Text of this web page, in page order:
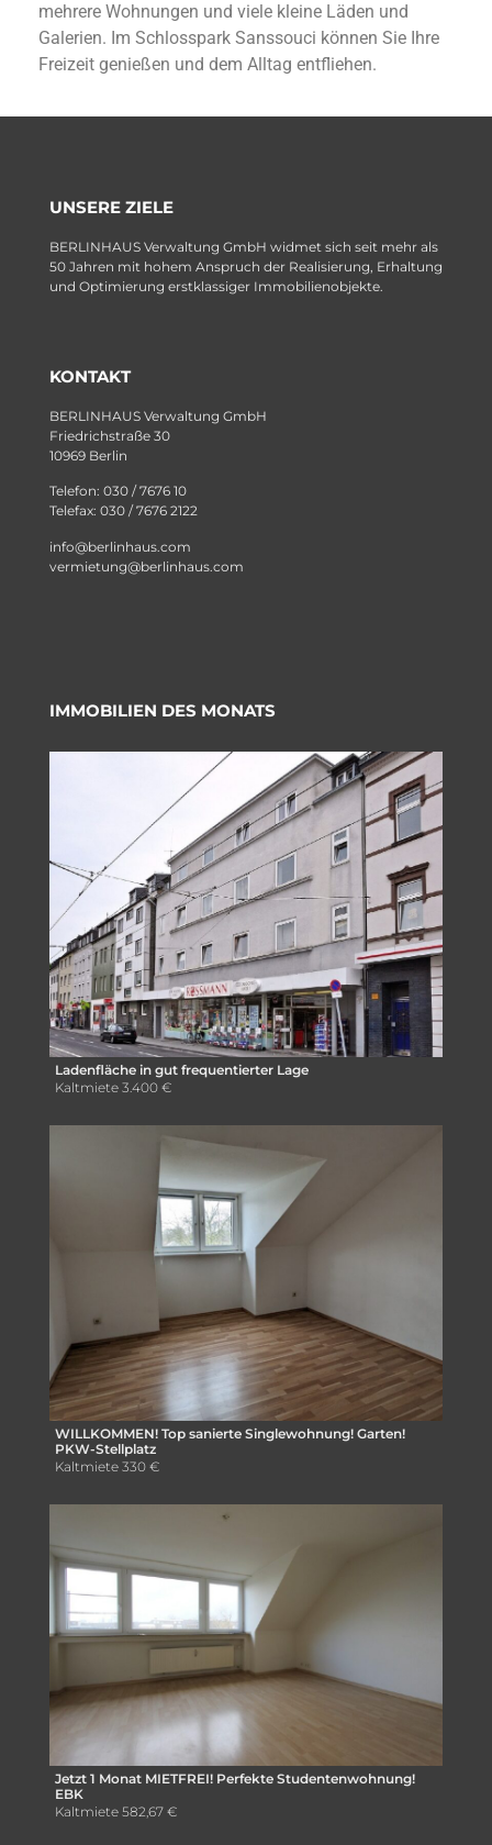
mehrere Wohnungen und viele kleine Läden und
Galerien. Im Schlosspark Sanssouci können Sie Ihre
Freizeit genießen und dem Alltag entfliehen.
UNSERE ZIELE
BERLINHAUS Verwaltung GmbH widmet sich seit mehr als
50 Jahren mit hohem Anspruch der Realisierung, Erhaltung
und Optimierung erstklassiger Immobilienobjekte.
KONTAKT
BERLINHAUS Verwaltung GmbH
Friedrichstraße 30
10969 Berlin
Telefon: 030 / 7676 10
Telefax: 030 / 7676 2122
info@berlinhaus.com
vermietung@berlinhaus.com
IMMOBILIEN DES MONATS
Ladenfläche in gut frequentierter Lage
Kaltmiete 3.400 €
WILLKOMMEN! Top sanierte Singlewohnung! Garten!
PKW-Stellplatz
Kaltmiete 330 €
Jetzt 1 Monat MIETFREI! Perfekte Studentenwohnung!
EBK
Kaltmiete 582,67 €